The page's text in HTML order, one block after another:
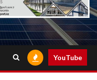
YouTube